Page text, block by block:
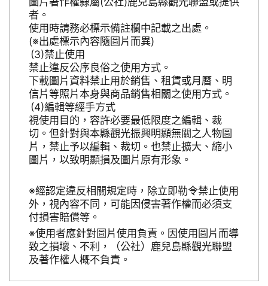
者。
使用時請務必標示備註欄中記載之出處。
(※出處標示內容隨圖片而異)
禁止使用
禁止違反公序良俗之使用方式。
下載圖片資料禁止用於銷售、租賃或月曆、明
信片等照片本身與商品銷售相關之使用方式。
編輯等經手方式
視使用目的，容許必要最低限度之編輯、裁
切。但針對與本縣觀光振興明顯無關之人物圖
片，禁止予以編輯、裁切。也禁止擴大、縮小
圖片，以致明顯損及圖片原有形象。
※經認定違反相關規定時，除立即勒令禁止使用
外，視內容不同，可能因侵害著作權而必須支
付損害賠償等。
※使用者應針對圖片使用負責。因使用圖片而導
致之損壞、不利，（公社）鹿兒島縣觀光聯盟
及著作權人概不負責。